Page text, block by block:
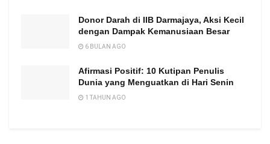
Donor Darah di IIB Darmajaya, Aksi Kecil
dengan Dampak Kemanusiaan Besar
6 BULAN AGO
Afirmasi Positif: 10 Kutipan Penulis
Dunia yang Menguatkan di Hari Senin
1 TAHUN AGO